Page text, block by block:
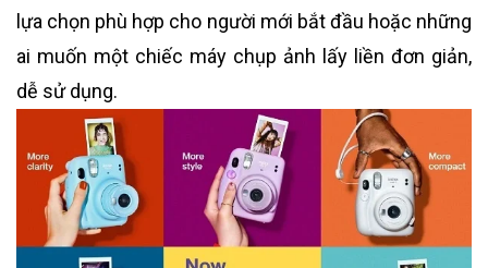
lựa chọn phù hợp cho người mới bắt đầu hoặc những
ai muốn một chiếc máy chụp ảnh lấy liền đơn giản,
dễ sử dụng.